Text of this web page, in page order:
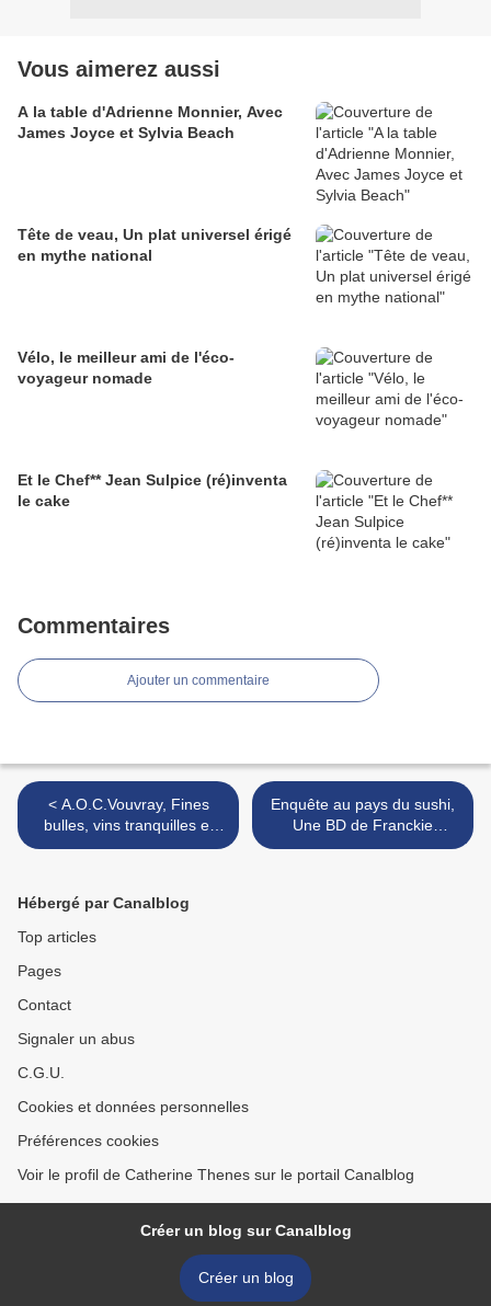
Vous aimerez aussi
A la table d'Adrienne Monnier, Avec
James Joyce et Sylvia Beach
Tête de veau, Un plat universel érigé
en mythe national
Vélo, le meilleur ami de l'éco-
voyageur nomade
Et le Chef** Jean Sulpice (ré)inventa
le cake
Commentaires
Ajouter un commentaire
< A.O.C.Vouvray, Fines
bulles, vins tranquilles et
caves troglodytes...
Enquête au pays du sushi,
Une BD de Franckie
Alarcon >
Hébergé par Canalblog
Top articles
Pages
Contact
Signaler un abus
C.G.U.
Cookies et données personnelles
Préférences cookies
Voir le profil de Catherine Thenes sur le portail Canalblog
Créer un blog sur Canalblog
Créer un blog